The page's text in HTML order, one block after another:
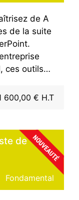
de A
de la suite
ces outils
et
ajoutée
formation
suite
600,00 € H.T
de
Fondamental